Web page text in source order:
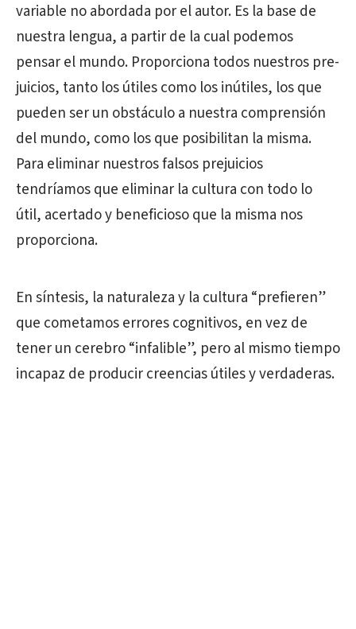
variable no abordada por el autor. Es la base de
nuestra lengua, a partir de la cual podemos
pensar el mundo. Proporciona todos nuestros pre-
juicios, tanto los útiles como los inútiles, los que
pueden ser un obstáculo a nuestra comprensión
del mundo, como los que posibilitan la misma.
Para eliminar nuestros falsos prejuicios
tendríamos que eliminar la cultura con todo lo
útil, acertado y beneficioso que la misma nos
proporciona.
En síntesis, la naturaleza y la cultura “prefieren”
que cometamos errores cognitivos, en vez de
tener un cerebro “infalible”, pero al mismo tiempo
incapaz de producir creencias útiles y verdaderas.